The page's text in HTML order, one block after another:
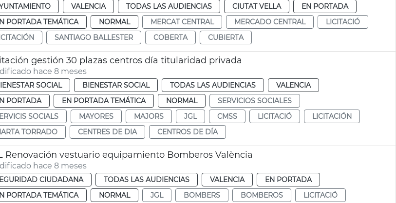
VALENCIA TODAS LAS AUDIENCIAS CIUTAT VELLA
EN PORTADA
PORTADA TEMÁTICA
NORMAL MERCAT CENTRAL MERCADO CENTRAL
LICITACIÓ
SANTIAGO BALLESTER COBERTA CUBIERTA
gestión 30 plazas centros día titularidad privada
hace 8 meses
SOCIAL BIENESTAR SOCIAL TODAS LAS AUDIENCIAS
VALENCIA
PORTADA
EN PORTADA TEMÁTICA NORMAL
SERVICIOS SOCIALES
SOCIALS
MAYORES MAJORS JGL CMSS LICITACIÓ
LICITACIÓN
TORRADO
CENTRES DE DIA CENTROS DE DÍA
Renovación vestuario equipamiento Bomberos València
hace 8 meses
CIUDADANA TODAS LAS AUDIENCIAS VALENCIA
EN PORTADA
PORTADA TEMÁTICA
NORMAL JGL BOMBERS BOMBEROS
LICITACIÓ